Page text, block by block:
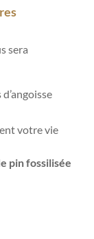
sera
d’angoisse
votre vie
pin fossilisée